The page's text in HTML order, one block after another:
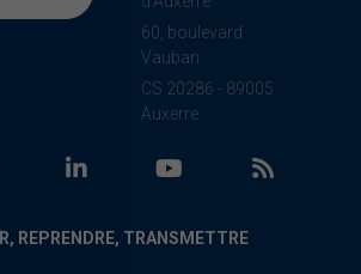
60, boulevard
Vauban
CS 20286 - 89005
Auxerre
REPRENDRE, TRANSMETTRE